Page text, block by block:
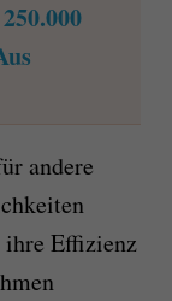
andere
ihre Effizienz